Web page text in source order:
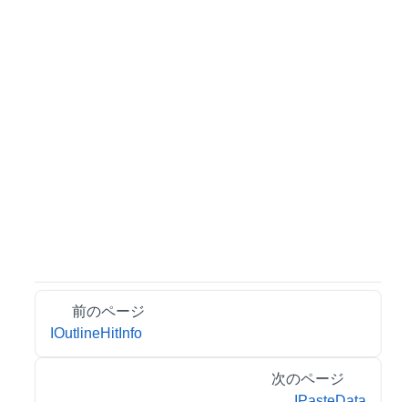
前のページ
IOutlineHitInfo
次のページ